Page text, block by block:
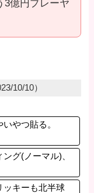
3億円プレーヤ
10/10）
やつ貼る。
グ(ノーマル)、
ッキーも北半球